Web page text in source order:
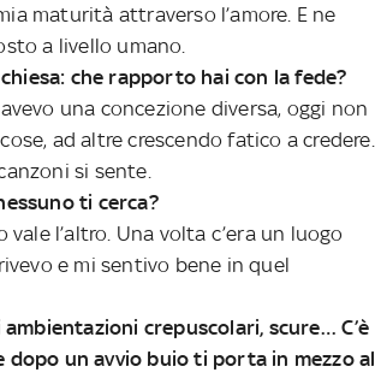
maturità attraverso l’amore. E ne
a livello umano.
che rapporto hai con la fede?
una concezione diversa, oggi non
ad altre crescendo fatico a credere.
si sente.
ti cerca?
l’altro. Una volta c’era un luogo
e mi sentivo bene in quel
crepuscolari, scure… C’è
dopo un avvio buio ti porta in mezzo al